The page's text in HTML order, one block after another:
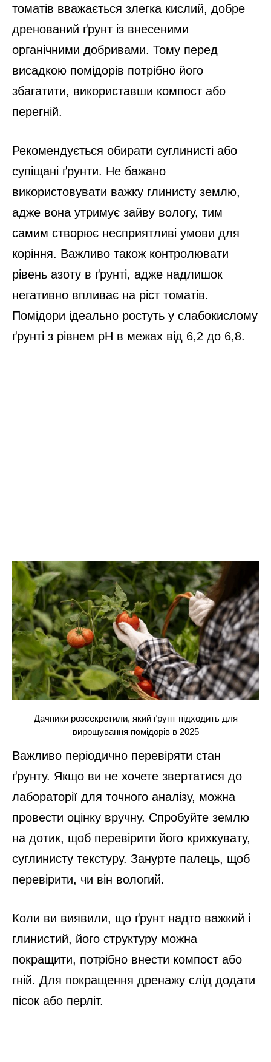
томатів вважається злегка кислий, добре
дренований ґрунт із внесеними
органічними добривами. Тому перед
висадкою помідорів потрібно його
збагатити, використавши компост або
перегній.
Рекомендується обирати суглинисті або
супіщані ґрунти. Не бажано
використовувати важку глинисту землю,
адже вона утримує зайву вологу, тим
самим створює несприятливі умови для
коріння. Важливо також контролювати
рівень азоту в ґрунті, адже надлишок
негативно впливає на ріст томатів.
Помідори ідеально ростуть у слабокислому
ґрунті з рівнем pH в межах від 6,2 до 6,8.
Дачники розсекретили, який ґрунт підходить для
вирощування помідорів в 2025
Важливо періодично перевіряти стан
ґрунту. Якщо ви не хочете звертатися до
лабораторії для точного аналізу, можна
провести оцінку вручну. Спробуйте землю
на дотик, щоб перевірити його крихкувату,
суглинисту текстуру. Занурте палець, щоб
перевірити, чи він вологий.
Коли ви виявили, що ґрунт надто важкий і
глинистий, його структуру можна
покращити, потрібно внести компост або
гній. Для покращення дренажу слід додати
пісок або перліт.